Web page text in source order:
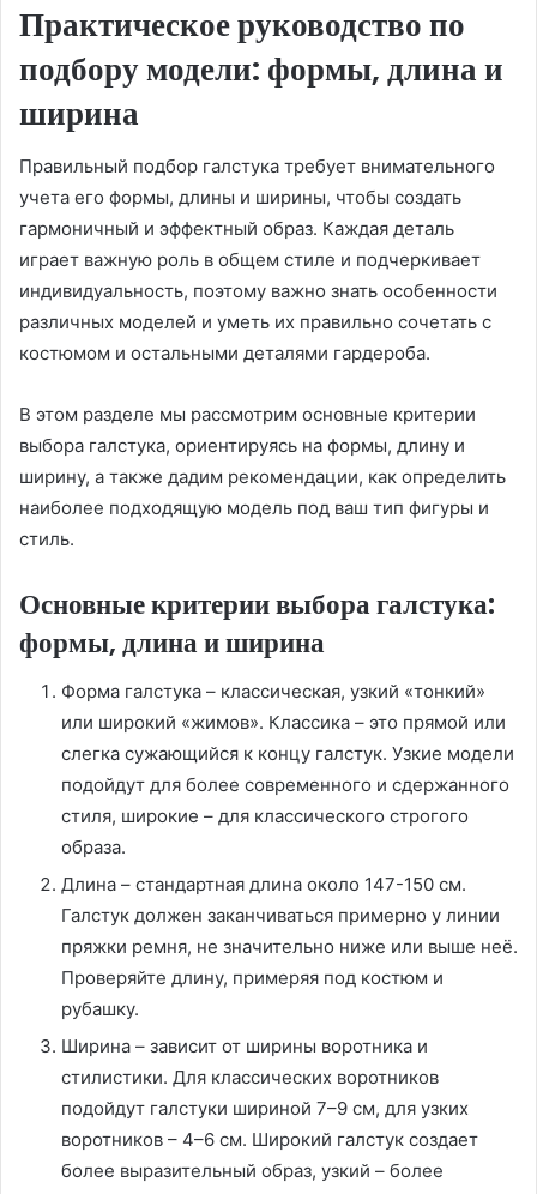
Практическое руководство по
подбору модели: формы, длина и
ширина
Правильный подбор галстука требует внимательного
учета его формы, длины и ширины, чтобы создать
гармоничный и эффектный образ. Каждая деталь
играет важную роль в общем стиле и подчеркивает
индивидуальность, поэтому важно знать особенности
различных моделей и уметь их правильно сочетать с
костюмом и остальными деталями гардероба.
В этом разделе мы рассмотрим основные критерии
выбора галстука, ориентируясь на формы, длину и
ширину, а также дадим рекомендации, как определить
наиболее подходящую модель под ваш тип фигуры и
стиль.
Основные критерии выбора галстука:
формы, длина и ширина
Форма галстука – классическая, узкий «тонкий»
или широкий «жимов». Классика – это прямой или
слегка сужающийся к концу галстук. Узкие модели
подойдут для более современного и сдержанного
стиля, широкие – для классического строгого
образа.
Длина – стандартная длина около 147-150 см.
Галстук должен заканчиваться примерно у линии
пряжки ремня, не значительно ниже или выше неё.
Проверяйте длину, примеряя под костюм и
рубашку.
Ширина – зависит от ширины воротника и
стилистики. Для классических воротников
подойдут галстуки шириной 7–9 см, для узких
воротников – 4–6 см. Широкий галстук создает
более выразительный образ, узкий – более